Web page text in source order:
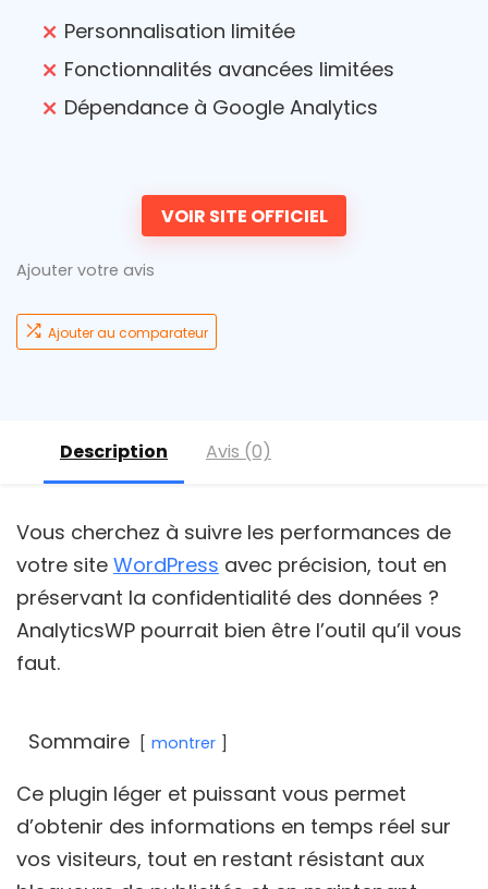
Personnalisation limitée
Fonctionnalités avancées limitées
Dépendance à Google Analytics
VOIR SITE OFFICIEL
Ajouter votre avis
Ajouter au comparateur
Description Avis (0)
Vous cherchez à suivre les performances de
votre site WordPress avec précision, tout en
préservant la confidentialité des données ?
AnalyticsWP pourrait bien être l’outil qu’il vous
faut.
Sommaire montrer
Ce plugin léger et puissant vous permet
d’obtenir des informations en temps réel sur
vos visiteurs, tout en restant résistant aux